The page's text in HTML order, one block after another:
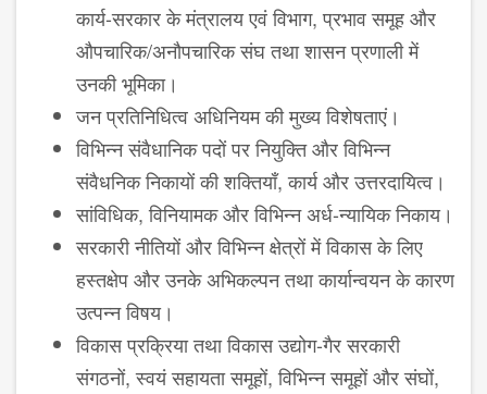
कार्य-सरकार के मंत्रालय एवं विभाग, प्रभाव समूह और
औपचारिक/अनौपचारिक संघ तथा शासन प्रणाली में
उनकी भूमिका।
जन प्रतिनि​धित्व अधिनियम की मुख्य विशेषताएं।
विभिन्न संवैधानिक पदों पर नियुक्ति और विभिन्न
संवैधनिक निकायों की शक्तियाँ, कार्य और उत्तरदायित्व।
सांविधिक, विनियामक और विभिन्न अर्ध-न्यायिक निकाय।
सरकारी नीतियों और विभिन्न क्षेत्रों में विकास के लिए
हस्तक्षेप और उनके अभिकल्पन तथा कार्यान्वयन के कारण
उत्पन्न विषय।
विकास प्रक्रिया तथा विकास उद्योग-गैर सरकारी
संगठनों, स्वयं सहायता समूहों, विभिन्न समूहों और संघों,